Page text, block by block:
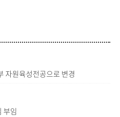
자원육성전공으로 변경
부임